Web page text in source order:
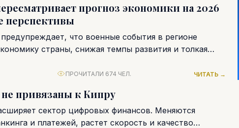
прогноз экономики на 2026
перспективы
что военные события в регионе
страны, снижая темпы развития и толкая
ПРОЧИТАЛИ 674 ЧЕЛ. ЧИТАТЬ →
привязаны к Кипру
сектор цифровых финансов. Меняются
и платежей, растет скорость и качество